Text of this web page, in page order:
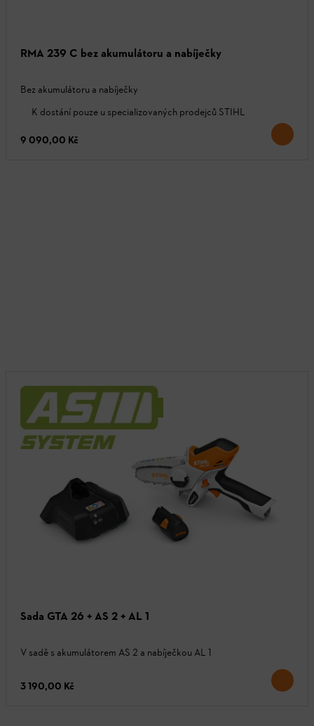
RMA 239 C bez akumulátoru a nabíječky
Bez akumulátoru a nabíječky
K dostání pouze u specializovaných prodejců STIHL
9 090,00 Kč
Sada GTA 26 + AS 2 + AL 1
V sadě s akumulátorem AS 2 a nabíječkou AL 1
3 190,00 Kč